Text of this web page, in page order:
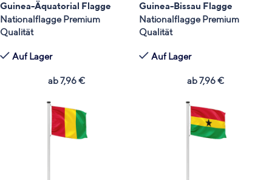
Guinea-Äquatorial Flagge
Nationalflagge Premium
Qualität
Auf Lager
ab7,96€
Guinea-Bissau Flagge
Nationalflagge Premium
Qualität
Auf Lager
ab7,96€